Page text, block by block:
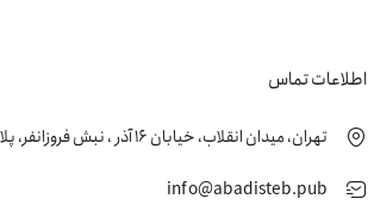
اطلاعات تماس
تهران، میدان انقلاب، خیابان 16 آذر ، نبش فروزانفر، پلاک 24 ، طبقه اول
info@abadisteb.pub